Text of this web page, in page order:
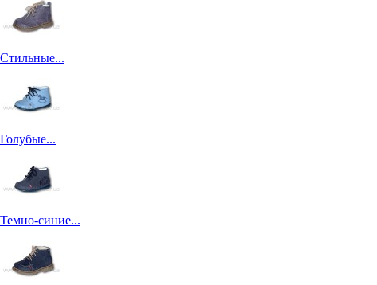
Стильные...
Голубые...
Темно-синие...